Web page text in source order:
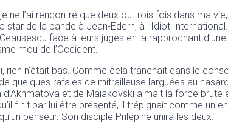
ne l’ai rencontré que deux ou trois fois dans ma
star de la bande à Jean-Edern, à l’Idiot
face à leurs juges en la rapprochant
mou de l’Occident.
rien n’était bas. Comme cela tranchait dans le
quelques rafales de mitrailleuse larguées au
et de Maïakovski aimait la force brute
finit par lui être présenté, il trépignait comme un
penseur. Son disciple Prilepine unira les deux.